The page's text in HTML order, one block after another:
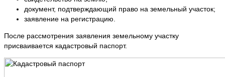
документ, подтверждающий право на земельный участок;
заявление на регистрацию.
После рассмотрения заявления земельному участку
присваивается кадастровый паспорт.